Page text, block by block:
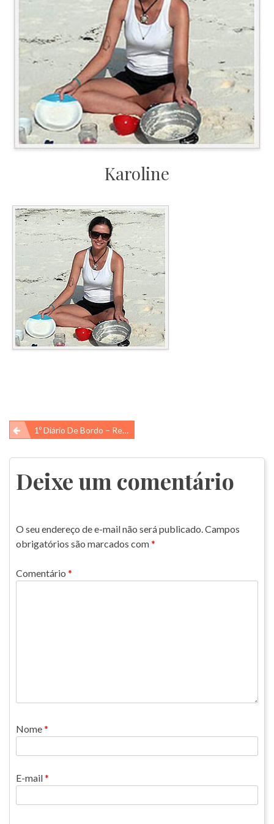
Karoline
Navegação
de
Post
1º Diário De Bordo – Realização Da Microchipagem – 2016
Deixe um comentário
O seu endereço de e-mail não será publicado.Campos
obrigatórios são marcados com*
Comentário *
Nome*
E-mail*